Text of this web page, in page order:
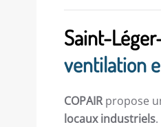
Saint-
ventilation
COPAIRpropose
locaux industriels